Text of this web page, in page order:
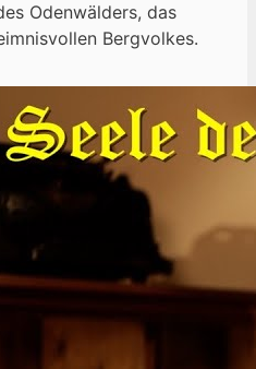
Odenwälders, das
Bergvolkes.